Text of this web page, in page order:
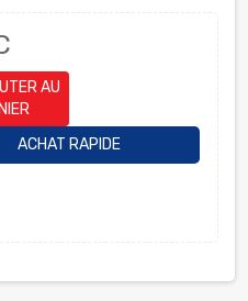
AU
ACHAT RAPIDE